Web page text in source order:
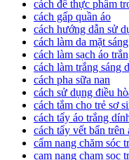
cách để thực phẩm
cách gấp quần áo
cách hướng dẫn sử
cách làm da mặt
cách làm sạch áo
cách làm trắng sáng
cách pha sữa nan
cách sử dụng điều
cách tắm cho trẻ sơ
cách tẩy áo trắng
cách tẩy vết bẩn trên
cẩm nang chăm sóc
cam nang cham soc